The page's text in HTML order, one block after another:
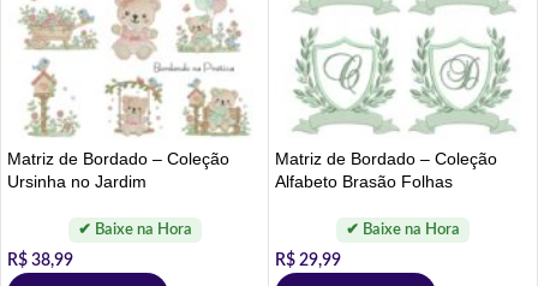
Matriz de Bordado – Coleção
Ursinha no Jardim
R$ 38,99
Matriz de Bordado – Coleção
Alfabeto Brasão Folhas
R$ 29,99